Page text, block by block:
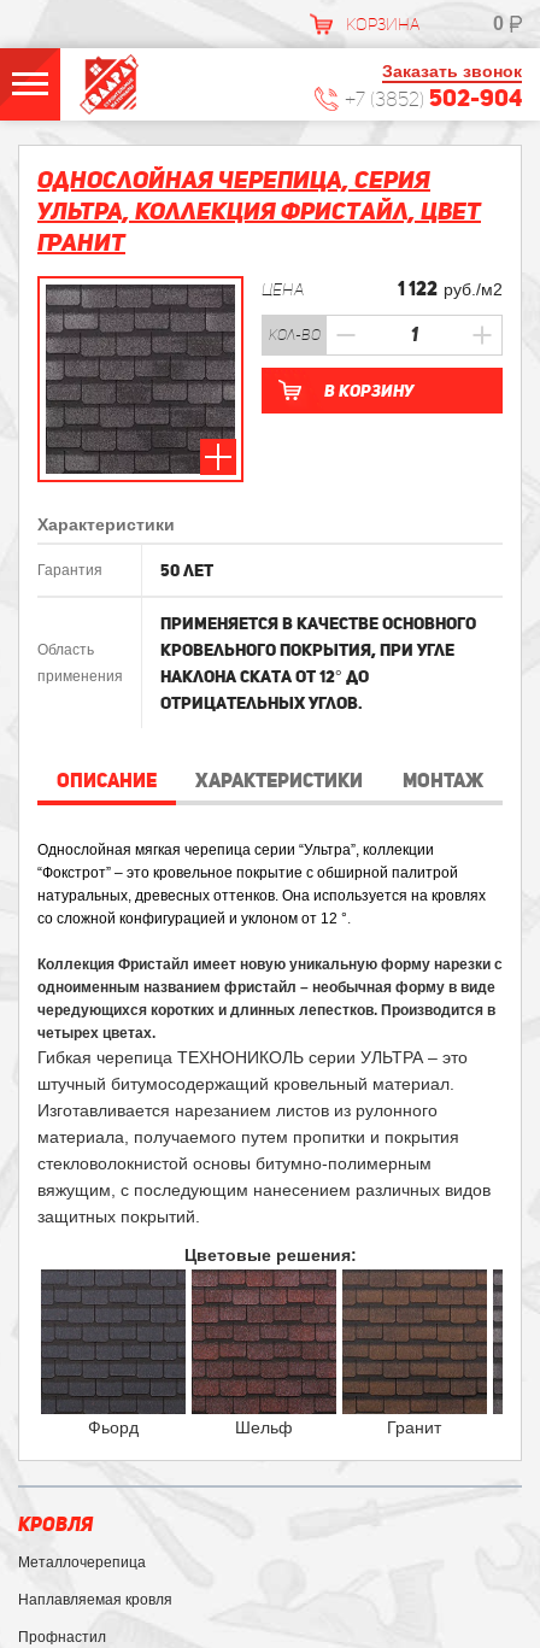
КОРЗИНА 0
Заказать звонок
+7 (3852) 502-904
Однослойная черепица, Серия
УЛЬТРА, Коллекция Фристайл, Цвет
Гранит
ЦЕНА 1 122 руб./м2
кол-во
В корзину
Характеристики
Гарантия 50 лет
Область
применения
Применяется в качестве основного
кровельного покрытия, при угле
наклона ската от 12° до
отрицательных углов.
ОПИСАНИЕ ХАРАКТЕРИСТИКИ МОНТАЖ
Однослойная мягкая черепица серии “Ультра”, коллекции
“Фокстрот” – это кровельное покрытие с обширной палитрой
натуральных, древесных оттенков. Она используется на кровлях
со сложной конфигурацией и уклоном от 12 °.
Коллекция Фристайл имеет новую уникальную форму нарезки с
одноименным названием фристайл – необычная форму в виде
чередующихся коротких и длинных лепестков. Производится в
четырех цветах.
Гибкая черепица ТЕХНОНИКОЛЬ серии УЛЬТРА – это
штучный битумосодержащий кровельный материал.
Изготавливается нарезанием листов из рулонного
материала, получаемого путем пропитки и покрытия
стекловолокнистой основы битумно-полимерным
вяжущим, с последующим нанесением различных видов
защитных покрытий.
Цветовые решения:
Фьорд Шельф Гранит
КРОВЛЯ
Металлочерепица
Наплавляемая кровля
Профнастил